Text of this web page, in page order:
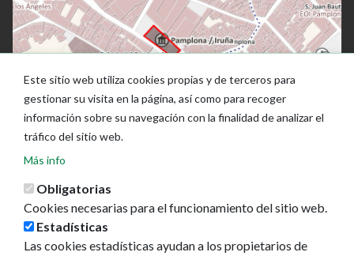
Este sitio web utiliza cookies propias y de terceros para
gestionar su visita en la página, así como para recoger
información sobre su navegación con la finalidad de analizar el
tráfico del sitio web.
Más info
Obligatorias
Cookies necesarias para el funcionamiento del sitio web.
Estadísticas
Las cookies estadísticas ayudan a los propietarios de